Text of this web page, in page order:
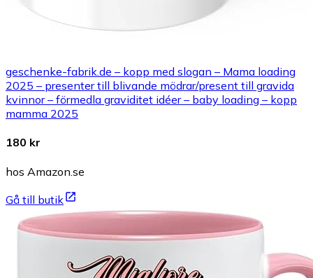
geschenke-fabrik.de – kopp med slogan – Mama loading
2025 – presenter till blivande mödrar/present till gravida
kvinnor – förmedla graviditet idéer – baby loading – kopp
mamma 2025
180 kr
hos Amazon.se
Gå till butik